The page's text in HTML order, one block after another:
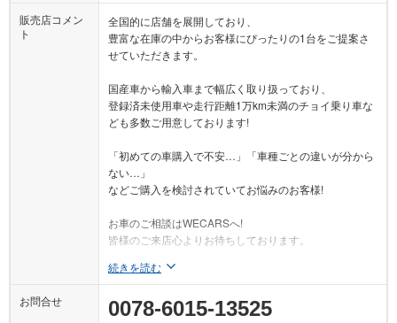
販売店コメン
ト
全国的に店舗を展開しており、
豊富な在庫の中からお客様にぴったりの1台をご提案さ
せていただきます。
国産車から輸入車まで幅広く取り扱っており、
登録済未使用車や走行距離1万km未満のチョイ乗り車な
ども多数ご用意しております!
「初めての車購入で不安…」「車種ごとの違いが分から
ない…」
などご購入を検討されていてお悩みのお客様!
お車のご相談はWECARSへ!
皆様のご来店心よりお待ちしております。
続きを読む
お問合せ 0078-6015-13525